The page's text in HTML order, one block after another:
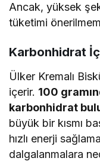
Ancak, yüksek
tüketimi
Karbonhidrat
Ülker Kremalı
içerir. 100
karbonhidrat
büyük bir kısmı
hızlı enerji
dalgalanmalara